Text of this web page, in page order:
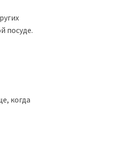
посуде.
когда